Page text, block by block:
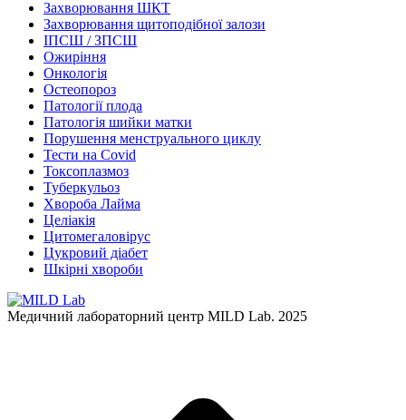
Захворювання ШКТ
Захворювання щитоподібної залози
ІПСШ / ЗПСШ
Ожиріння
Онкологія
Остеопороз
Патології плода
Патологія шийки матки
Порушення менструального циклу
Тести на Covid
Токсоплазмоз
Туберкульоз
Хвороба Лайма
Целіакія
Цитомегаловірус
Цукровий діабет
Шкірні хвороби
Медичний лабораторний центр MILD Lab. 2025